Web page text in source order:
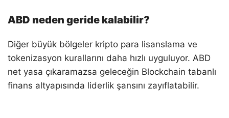
ABD neden geride kalabilir?
Diğer büyük bölgeler kripto para lisanslama ve
tokenizasyon kurallarını daha hızlı uyguluyor. ABD
net yasa çıkaramazsa geleceğin Blockchain tabanlı
finans altyapısında liderlik şansını zayıflatabilir.